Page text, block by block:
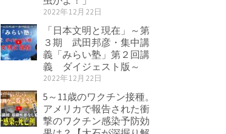
2022年12月22日
「日本文明と現在」～第
３期 武田邦彦・集中講
義「みらい塾」第２回講
義 ダイジェスト版～
2022年12月22日
5～11歳のワクチン接種。
アメリカで報告された衝
撃のワクチン感染予防効